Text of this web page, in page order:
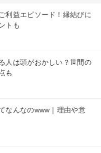
利益エピソード！縁結びに
トも
人は頭がおかしい？世間の
も
なんなのwww｜理由や意